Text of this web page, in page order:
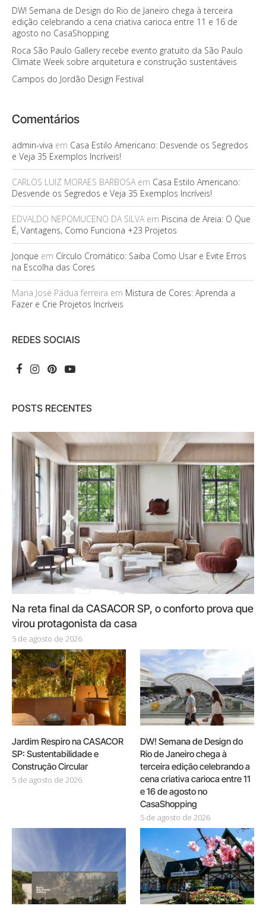
DW! Semana de Design do Rio de Janeiro chega à terceira
edição celebrando a cena criativa carioca entre 11 e 16 de
agosto no CasaShopping
Roca São Paulo Gallery recebe evento gratuito da São Paulo
Climate Week sobre arquitetura e construção sustentáveis
Campos do Jordão Design Festival
Comentários
admin-viva em Casa Estilo Americano: Desvende os Segredos
e Veja 35 Exemplos Incríveis!
CARLOS LUIZ MORAES BARBOSAem Casa Estilo Americano:
Desvende os Segredos e Veja 35 Exemplos Incríveis!
EDVALDO NEPOMUCENO DA SILVAem Piscina de Areia: O Que
É, Vantagens, Como Funciona +23 Projetos
Jonque em Círculo Cromático: Saiba Como Usar e Evite Erros
na Escolha das Cores
Maria José Pádua ferreira em Mistura de Cores: Aprenda a
Fazer e Crie Projetos Incríveis
REDES SOCIAIS
POSTS RECENTES
Na reta final da CASACOR SP, o conforto prova que
virou protagonista da casa
5 de agosto de 2026
Jardim Respiro na CASACOR
SP: Sustentabilidade e
Construção Circular
5 de agosto de 2026
DW! Semana de Design do
Rio de Janeiro chega à
terceira edição celebrando a
cena criativa carioca entre 11
e 16 de agosto no
CasaShopping
5 de agosto de 2026